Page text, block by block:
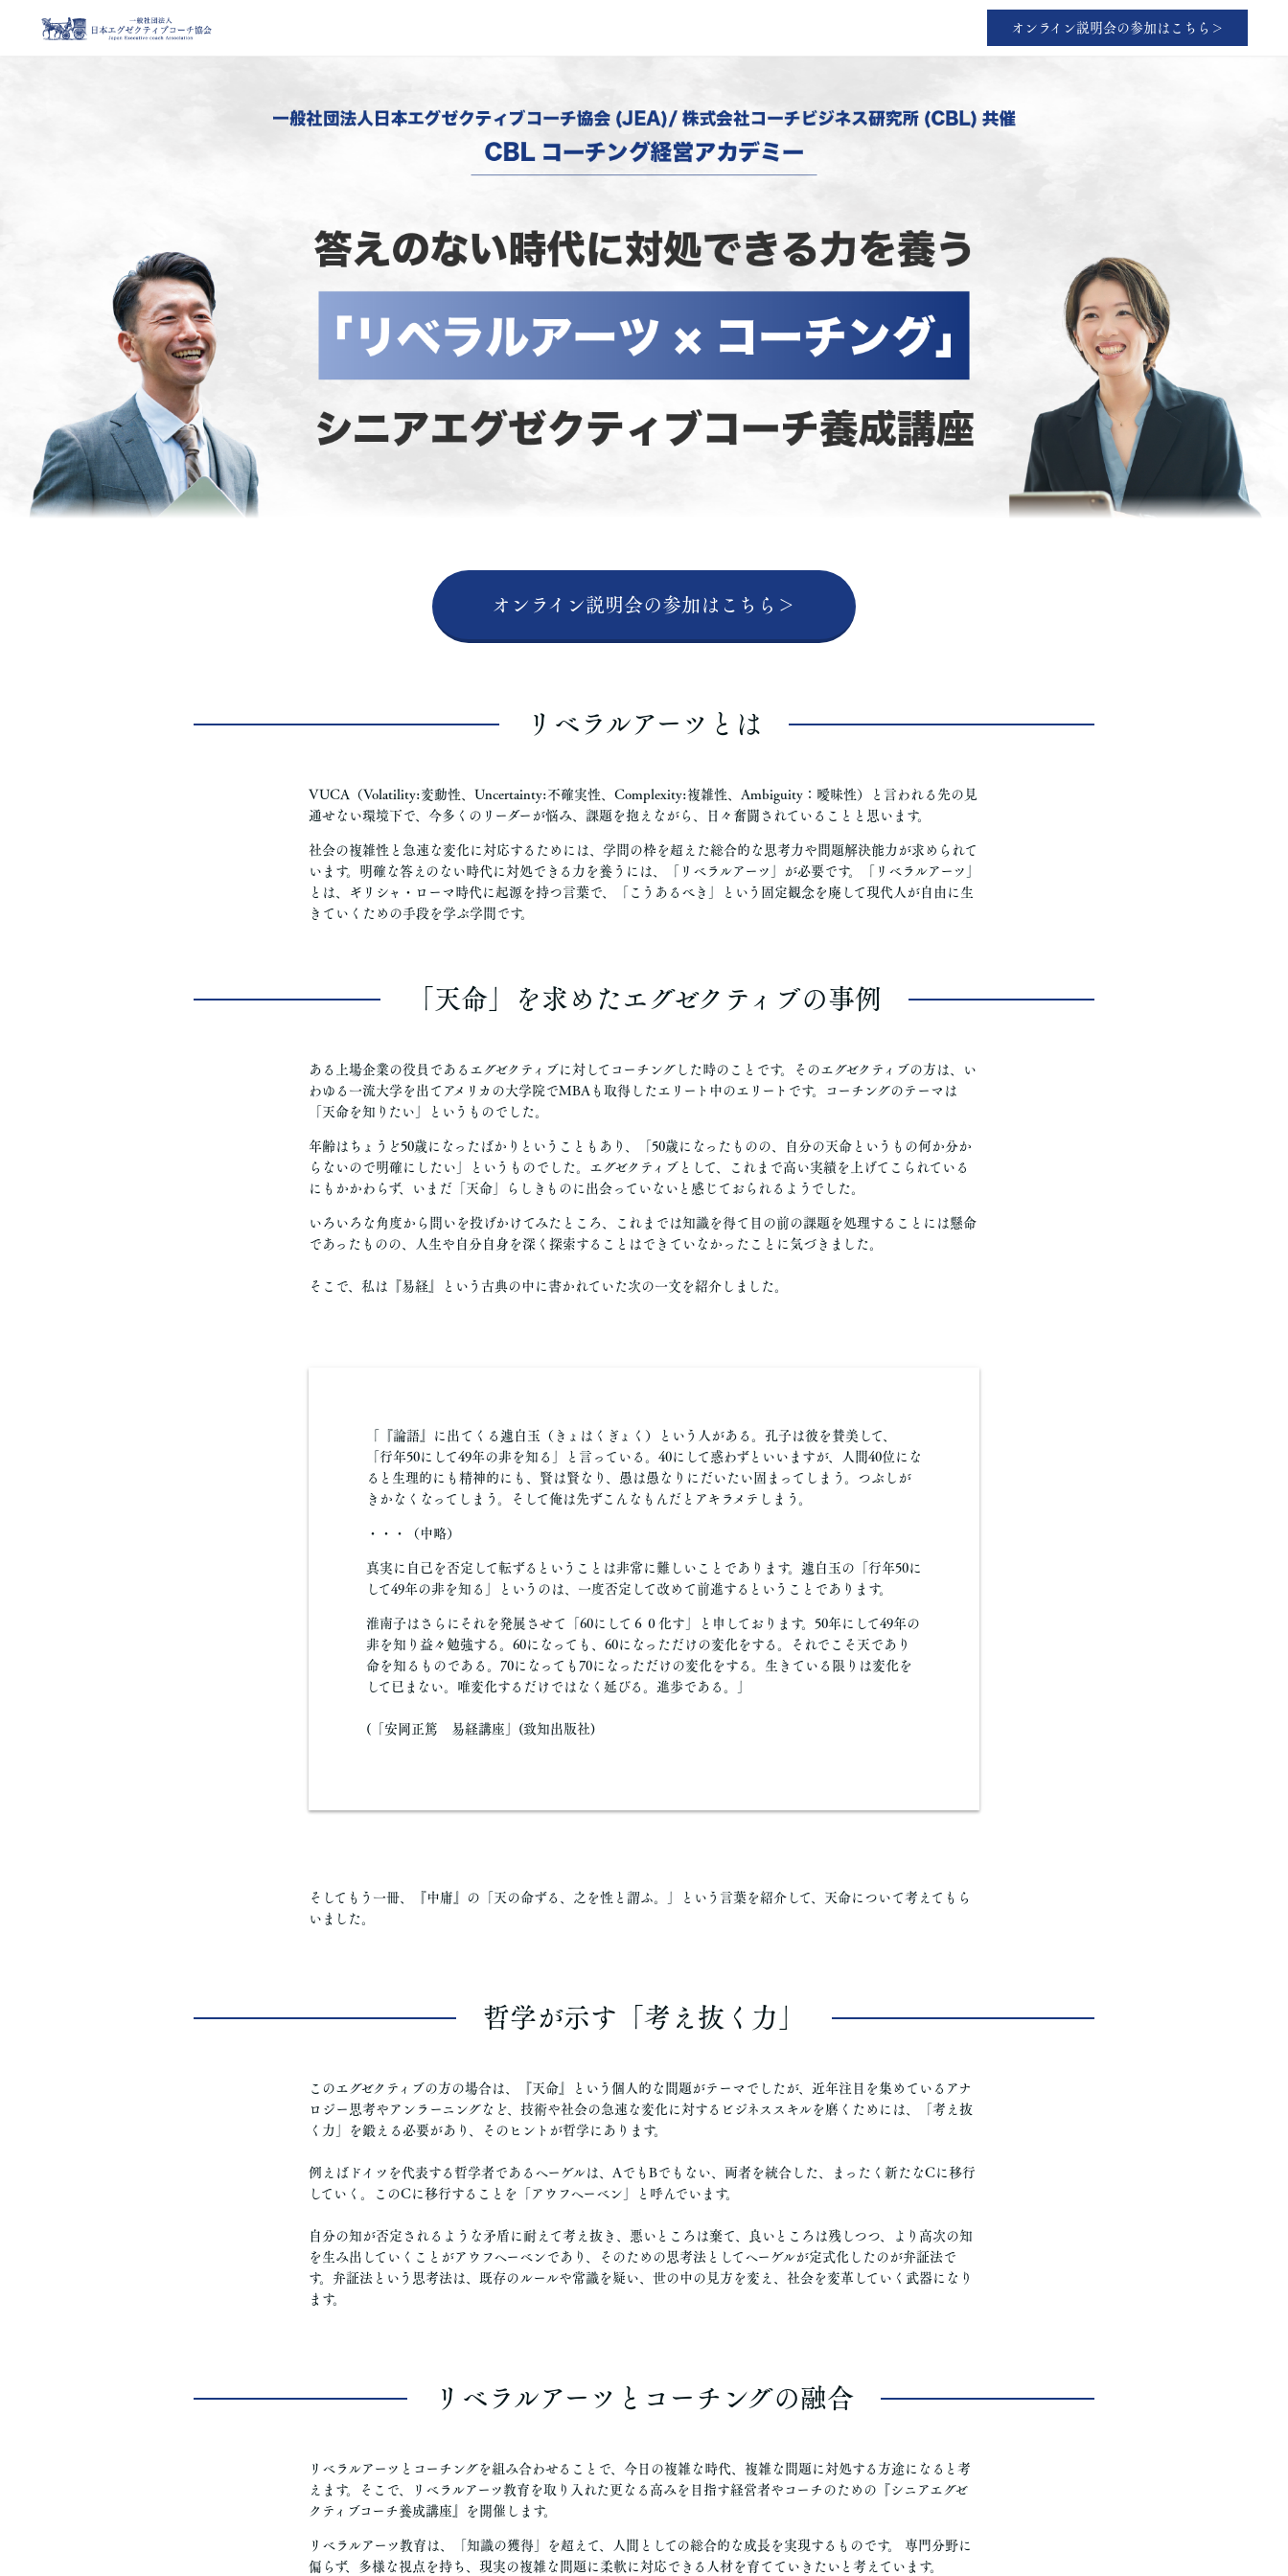
オンライン説明会の参加はこちら＞
オンライン説明会の参加はこちら＞
リベラルアーツとは
VUCA（Volatility:変動性、Uncertainty:不確実性、Complexity:複雑性、Ambiguity：曖昧性）と言われる先の見
通せない環境下で、今多くのリーダーが悩み、課題を抱えながら、日々奮闘されていることと思います。
社会の複雑性と急速な変化に対応するためには、学問の枠を超えた総合的な思考力や問題解決能力が求められて
います。明確な答えのない時代に対処できる力を養うには、「リベラルアーツ」が必要です。「リベラルアーツ」
とは、ギリシャ・ローマ時代に起源を持つ言葉で、「こうあるべき」という固定観念を廃して現代人が自由に生
きていくための手段を学ぶ学問です。
「天命」を求めたエグゼクティブの事例
ある上場企業の役員であるエグゼクティブに対してコーチングした時のことです。そのエグゼクティブの方は、い
わゆる一流大学を出てアメリカの大学院でMBAも取得したエリート中のエリートです。コーチングのテーマは
「天命を知りたい」というものでした。
年齢はちょうど50歳になったばかりということもあり、「50歳になったものの、自分の天命というもの何か分か
らないので明確にしたい」というものでした。エグゼクティブとして、これまで高い実績を上げてこられている
にもかかわらず、いまだ「天命」らしきものに出会っていないと感じておられるようでした。
いろいろな角度から問いを投げかけてみたところ、これまでは知識を得て目の前の課題を処理することには懸命
であったものの、人生や自分自身を深く探索することはできていなかったことに気づきました。
そこで、私は『易経』という古典の中に書かれていた次の一文を紹介しました。
「『論語』に出てくる遽白玉（きょはくぎょく）という人がある。孔子は彼を賛美して、
「行年50にして49年の非を知る」と言っている。40にして惑わずといいますが、人間40位にな
ると生理的にも精神的にも、賢は賢なり、愚は愚なりにだいたい固まってしまう。つぶしが
きかなくなってしまう。そして俺は先ずこんなもんだとアキラメテしまう。
・・・（中略）
真実に自己を否定して転ずるということは非常に難しいことであります。遽白玉の「行年50に
して49年の非を知る」というのは、一度否定して改めて前進するということであります。
淮南子はさらにそれを発展させて「60にして６０化す」と申しております。50年にして49年の
非を知り益々勉強する。60になっても、60になっただけの変化をする。それでこそ天であり
命を知るものである。70になっても70になっただけの変化をする。生きている限りは変化を
して已まない。唯変化するだけではなく延びる。進歩である。」
(「安岡正篤 易経講座」(致知出版社)
そしてもう一冊、『中庸』の「天の命ずる、之を性と謂ふ。」という言葉を紹介して、天命について考えてもら
いました。
哲学が示す「考え抜く力」
このエグゼクティブの方の場合は、『天命』という個人的な問題がテーマでしたが、近年注目を集めているアナ
ロジー思考やアンラーニングなど、技術や社会の急速な変化に対するビジネススキルを磨くためには、「考え抜
く力」を鍛える必要があり、そのヒントが哲学にあります。
例えばドイツを代表する哲学者であるヘーゲルは、AでもBでもない、両者を統合した、まったく新たなCに移行
していく。このCに移行することを「アウフヘーベン」と呼んでいます。
自分の知が否定されるような矛盾に耐えて考え抜き、悪いところは棄て、良いところは残しつつ、より高次の知
を生み出していくことがアウフヘーベンであり、そのための思考法としてヘーゲルが定式化したのが弁証法で
す。弁証法という思考法は、既存のルールや常識を疑い、世の中の見方を変え、社会を変革していく武器になり
ます。
リベラルアーツとコーチングの融合
リベラルアーツとコーチングを組み合わせることで、今日の複雑な時代、複雑な問題に対処する方途になると考
えます。そこで、リベラルアーツ教育を取り入れた更なる高みを目指す経営者やコーチのための 『シニアエグゼ
クティブコーチ養成講座』
を開催します。
リベラルアーツ教育は、「知識の獲得」を超えて、人間としての総合的な成長を実現するものです。 専門分野に
偏らず、多様な視点を持ち、現実の複雑な問題に柔軟に対応できる人材を育てていきたいと考えています。